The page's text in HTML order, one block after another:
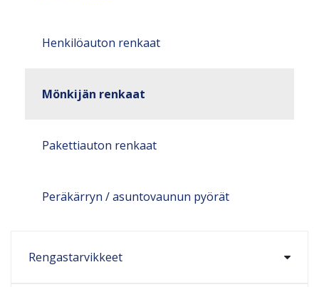
Henkilöauton renkaat
Mönkijän renkaat
Pakettiauton renkaat
Peräkärryn / asuntovaunun pyörät
Rengastarvikkeet